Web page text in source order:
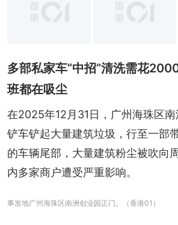
多部私家车“中招”清洗需花
班都在吸尘
在2025年12月31日，广州海珠区
铲车铲起大量建筑垃圾，行至一部
的车辆尾部，大量建筑粉尘被吹向
内多家商户遭受严重影响。
事发地广州海珠区南洲创业园正门。（香港01）